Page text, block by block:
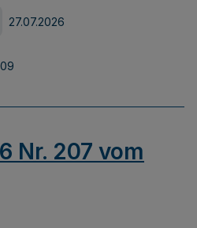
27.07.2026
Nr. 207 vom